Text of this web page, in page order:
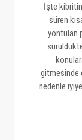
İşte
süren
yontulan
gitmesinde
nedenle